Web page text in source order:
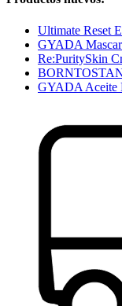
Ultimate Reset
GYADA
Re:PuritySkin
GYADA Aceite